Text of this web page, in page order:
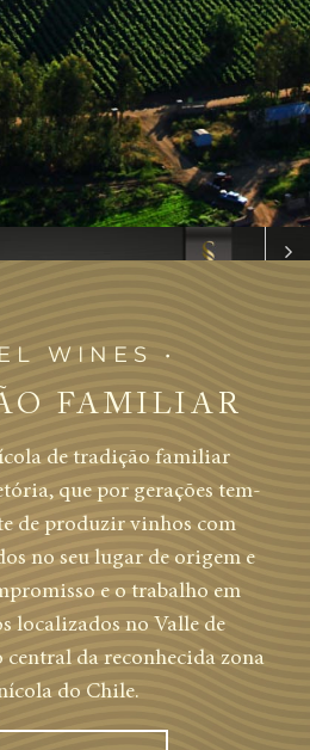
WINES •
FAMILIAR
de tradição familiar
que por gerações tem-
de produzir vinhos com
no seu lugar de origem e
e o trabalho em
localizados no Valle de
central da reconhecida zona
do Chile.